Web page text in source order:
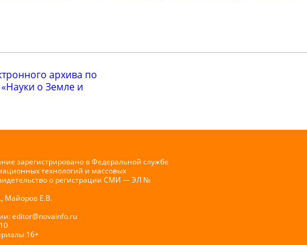
архива по
о Земле и
зарегистрировано в Федеральной службе
технологий и массовых
о регистрации СМИ — ЭЛ №
Майоров Е.В.
editor@novainfo.ru
16+